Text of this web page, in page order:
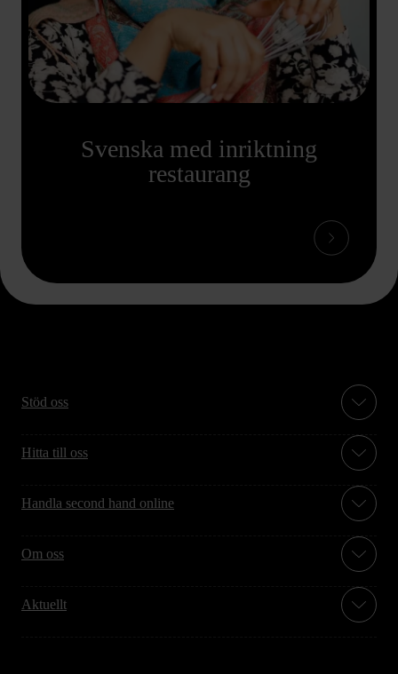
Svenska med inriktning
restaurang
Stöd oss
Hitta till oss
Handla second hand online
Om oss
Aktuellt